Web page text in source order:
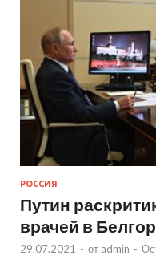
РОССИЯ
Путин
врачей в
29.07.2021 - от admin -